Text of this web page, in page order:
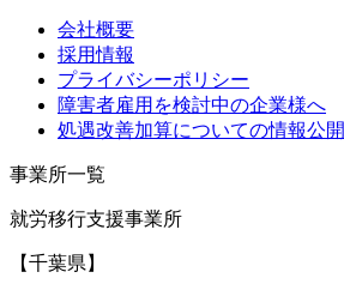
会社概要
採用情報
プライバシーポリシー
障害者雇用を検討中の企業様へ
処遇改善加算についての情報公開
事業所一覧
就労移行支援事業所
【千葉県】